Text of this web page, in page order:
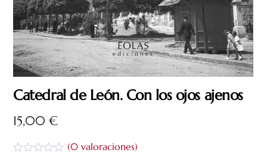
Catedral de León. Con los ojos ajenos
15,00€
(0valoraciones)